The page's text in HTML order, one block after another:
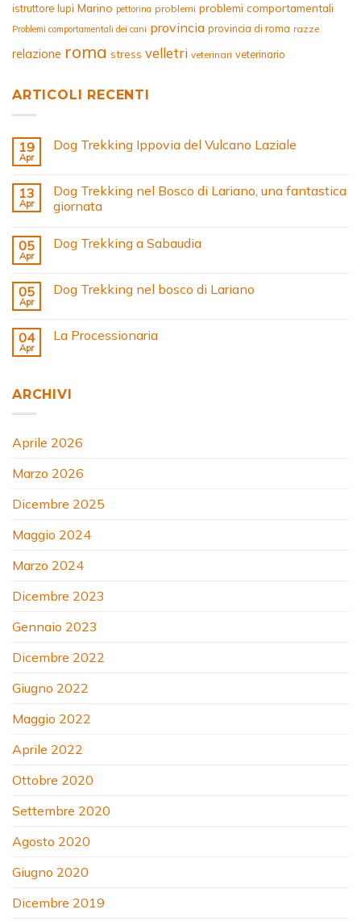
istruttore lupi Marino pettorina problemi problemi comportamentali
Problemi comportamentali dei cani provincia provincia di roma razze
relazione roma stress velletri veterinari veterinario
ARTICOLI RECENTI
19
Apr
Dog Trekking Ippovia del Vulcano Laziale
13
Apr
Dog Trekking nel Bosco di Lariano, una fantastica
giornata
05
Apr
Dog Trekking a Sabaudia
05
Apr
Dog Trekking nel bosco di Lariano
04
Apr
La Processionaria
ARCHIVI
Aprile 2026
Marzo 2026
Dicembre 2025
Maggio 2024
Marzo 2024
Dicembre 2023
Gennaio 2023
Dicembre 2022
Giugno 2022
Maggio 2022
Aprile 2022
Ottobre 2020
Settembre 2020
Agosto 2020
Giugno 2020
Dicembre 2019